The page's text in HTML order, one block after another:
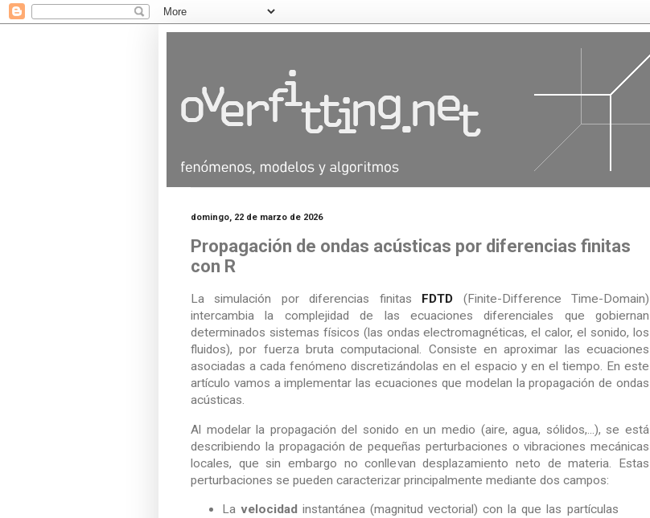
domingo, 22 de marzo de 2026
Propagación de ondas acústicas por diferencias finitas
con R
La simulación por diferencias finitas FDTD (Finite-Difference Time-Domain)
intercambia la complejidad de las ecuaciones diferenciales que gobiernan
determinados sistemas físicos (las ondas electromagnéticas, el calor, el sonido, los
fluidos), por fuerza bruta computacional. Consiste en aproximar las ecuaciones
asociadas a cada fenómeno discretizándolas en el espacio y en el tiempo. En este
artículo vamos a implementar las ecuaciones que modelan la propagación de ondas
acústicas.
Al modelar la propagación del sonido en un medio (aire, agua, sólidos,...), se está
describiendo la propagación de pequeñas perturbaciones o vibraciones mecánicas
locales, que sin embargo no conllevan desplazamiento neto de materia. Estas
perturbaciones se pueden caracterizar principalmente mediante dos campos:
La velocidadinstantánea (magnitud vectorial) con la que las partículas